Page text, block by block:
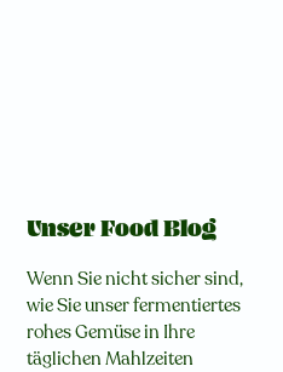
Unser Food Blog
Wenn Sie nicht sicher sind,
wie Sie unser fermentiertes
rohes Gemüse in Ihre
täglichen Mahlzeiten